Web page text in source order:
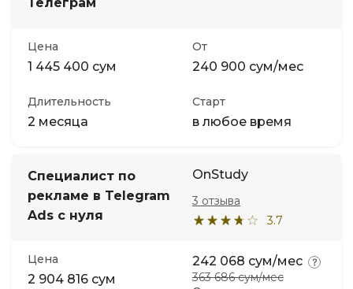
Цена
1 445 400 сум
От
240 900 сум/мес
Длительность
2 месяца
Старт
в любое время
Специалист по
рекламе в Telegram
Ads с нуля
OnStudy
3.7
3 отзыва
Цена
2 904 816 сум
242 068 сум/мес
363 686 сум/мес